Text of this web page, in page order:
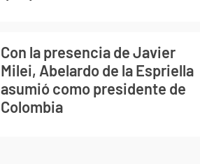
Con la presencia de Javier
Milei, Abelardo de la Espriella
asumió como presidente de
Colombia